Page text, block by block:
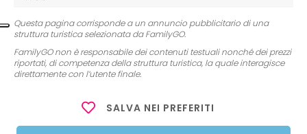
Questa pagina corrisponde a un annuncio pubblicitario di una
struttura turistica selezionata da FamilyGO.
FamilyGO non è responsabile dei contenuti testuali nonché dei prezzi
riportati, di competenza della struttura turistica, la quale interagisce
direttamente con l’utente finale.
SALVA NEI PREFERITI